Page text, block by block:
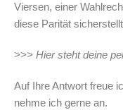
Viersen, einer
diese Parität
>>> Hier steht deine
Auf Ihre Antwort freue
nehme ich gerne an.